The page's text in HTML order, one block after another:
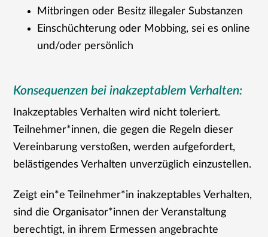
Mitbringen oder Besitz illegaler Substanzen
Einschüchterung oder Mobbing, sei es online
und/oder persönlich
Konsequenzen bei inakzeptablem Verhalten:
Inakzeptables Verhalten wird nicht toleriert.
Teilnehmer*innen, die gegen die Regeln dieser
Vereinbarung verstoßen, werden aufgefordert,
belästigendes Verhalten unverzüglich einzustellen.
Zeigt ein*e Teilnehmer*in inakzeptables Verhalten,
sind die Organisator*innen der Veranstaltung
berechtigt, in ihrem Ermessen angebrachte